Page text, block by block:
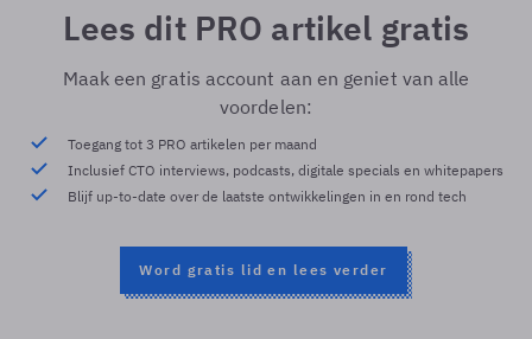
Lees dit PRO artikel gratis
Maak een gratis account aan en geniet van alle
voordelen:
Toegang tot 3 PRO artikelen per maand
Inclusief CTO interviews, podcasts, digitale specials en whitepapers
Blijf up-to-date over de laatste ontwikkelingen in en rond tech
Word gratis lid en lees verder